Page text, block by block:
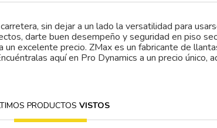
sin dejar a un lado la versatilidad para
darte buen desempeño y seguridad en piso
excelente precio. ZMax es un fabricante de
aquí en Pro Dynamics a un precio único,
PRODUCTOSVISTOS